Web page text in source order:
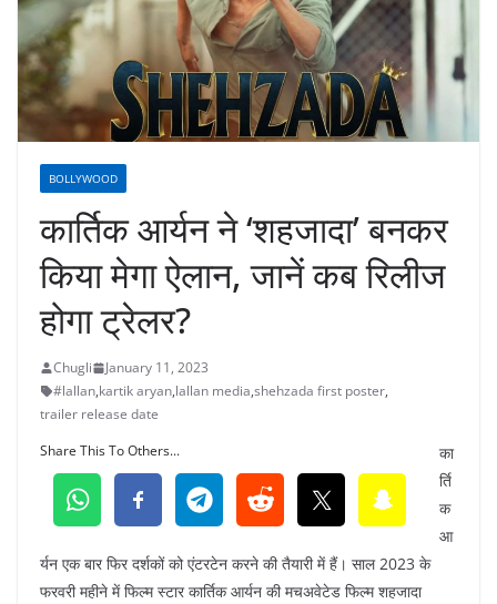
BOLLYWOOD
कार्तिक आर्यन ने ‘शहजादा’ बनकर
किया मेगा ऐलान, जानें कब रिलीज
होगा ट्रेलर?
Chugli
January 11, 2023
#lallan,kartik aryan,lallan media,shehzada first poster,
trailer release date
Share This To Others...
का
र्ति
क
आ
र्यन एक बार फिर दर्शकों को एंटरटेन करने की तैयारी में हैं। साल 2023 के
फरवरी महीने में फिल्म स्टार कार्तिक आर्यन की मचअवेटेड फिल्म शहजादा